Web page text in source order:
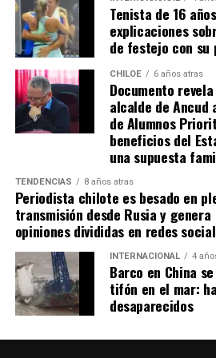
certezas”, concluyó el alcalde de
sentimiento generalizado entre
la disminución de recursos
Tenista de 16
explicaciones
de festejo con su
CHILOE 6 años atras
Documento
alcalde de
de Alumnos
beneficios del
una supuesta
TENDENCIAS 8 años atras
Periodista chilote es besado en
transmisión desde Rusia y genera
opiniones divididas en redes
INTERNACIONAL 4
Barco en China
tifón en el mar:
desaparecidos